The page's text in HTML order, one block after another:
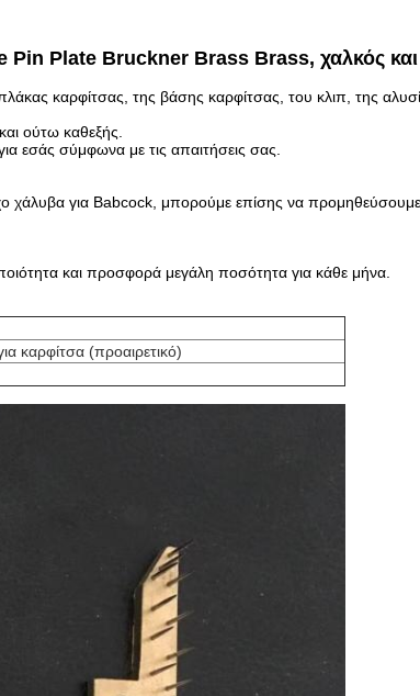
Plate Bruckner Brass Brass, χαλκός και
καρφίτσας, της βάσης καρφίτσας, του κλιπ, της
ούτω καθεξής.
εσάς σύμφωνα με τις απαιτήσεις σας.
για Babcock, μπορούμε επίσης να προμηθεύσουμε
και προσφορά μεγάλη ποσότητα για κάθε μήνα.
καρφίτσα (προαιρετικό)